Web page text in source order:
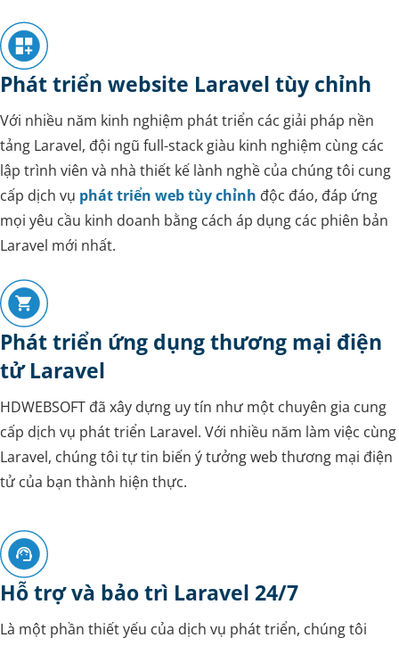
Phát triển website Laravel tùy chỉnh
Với nhiều năm kinh nghiệm phát triển các giải pháp nền
tảng Laravel, đội ngũ full-stack giàu kinh nghiệm cùng các
lập trình viên và nhà thiết kế lành nghề của chúng tôi cung
cấp dịch vụ phát triển web tùy chỉnh độc đáo, đáp ứng
mọi yêu cầu kinh doanh bằng cách áp dụng các phiên bản
Laravel mới nhất.
Phát triển ứng dụng thương mại điện
tử Laravel
HDWEBSOFT đã xây dựng uy tín như một chuyên gia cung
cấp dịch vụ phát triển Laravel. Với nhiều năm làm việc cùng
Laravel, chúng tôi tự tin biến ý tưởng web thương mại điện
tử của bạn thành hiện thực.
Hỗ trợ và bảo trì Laravel 24/7
Là một phần thiết yếu của dịch vụ phát triển, chúng tôi